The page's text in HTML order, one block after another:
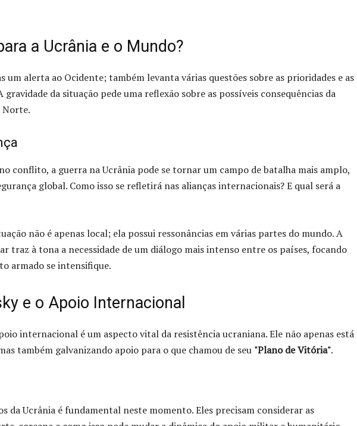
a Ucrânia e o Mundo?
um alerta ao Ocidente; também levanta várias questões sobre as prioridades e as
da situação pede uma reflexão sobre as possíveis consequências da
Norte.
conflito, a guerra na Ucrânia pode se tornar um campo de batalha mais amplo,
global. Como isso se refletirá nas alianças internacionais? E qual será a
não é apenas local; ela possui ressonâncias em várias partes do mundo. A
traz à tona a necessidade de um diálogo mais intenso entre os países, focando
armado se intensifique.
e o Apoio Internacional
internacional é um aspecto vital da resistência ucraniana. Ele não apenas está
também galvanizando apoio para o que chamou de seu "Plano de Vitória".
da Ucrânia é fundamental neste momento. Eles precisam considerar as